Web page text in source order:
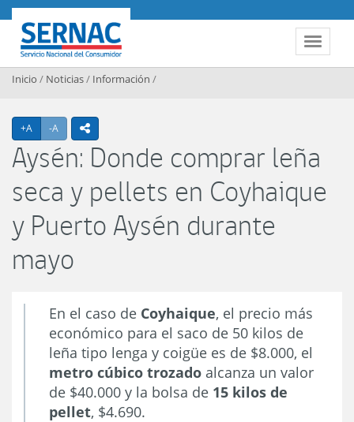
Contenido principal
Toggle
SERNAC
Inicio / Noticias/ Información /
+A Agrandar texto
-A Achicar textoicono compartir
Aysén: Donde comprar leña
seca y pellets en Coyhaique
y Puerto Aysén durante
mayo
En el caso de Coyhaique, el precio más
económico para el saco de 50 kilos de
leña tipo lenga y coigüe es de $8.000, el
metro cúbico trozado alcanza un valor
de $40.000 y la bolsa de 15 kilos de
pellet, $4.690.